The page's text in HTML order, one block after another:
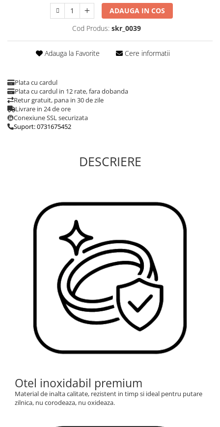
ADAUGA IN COS
Cod Produs: skr_0039
Adauga la Favorite Cere informatii
Plata cu cardul
Plata cu cardul in 12 rate, fara dobanda
Retur gratuit, pana in 30 de zile
Livrare in 24 de ore
Conexiune SSL securizata
Suport: 0731675452
DESCRIERE
Otel inoxidabil premium
Material de inalta calitate, rezistent in timp si ideal pentru putare
zilnica, nu corodeaza, nu oxideaza.